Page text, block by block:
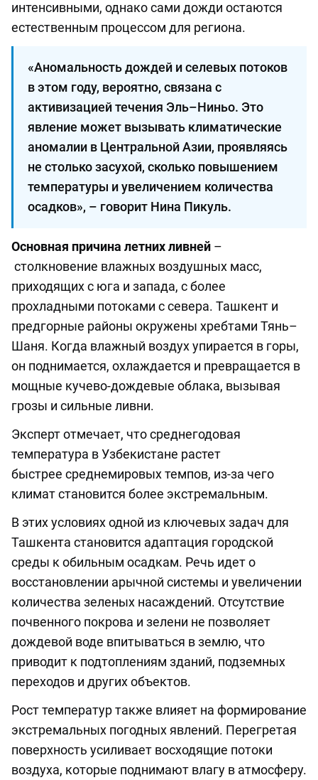
интенсивными, однако сами дожди остаются
естественным процессом для региона.
«Аномальность дождей и селевых потоков
в этом году, вероятно, связана с
активизацией течения Эль–Ниньо. Это
явление может вызывать климатические
аномалии в Центральной Азии, проявляясь
не столько засухой, сколько повышением
температуры и увеличением количества
осадков», – говорит Нина Пикуль.
Основная причина летних ливней –
столкновение влажных воздушных масс,
приходящих с юга и запада, с более
прохладными потоками с севера. Ташкент и
предгорные районы окружены хребтами Тянь–
Шаня. Когда влажный воздух упирается в горы,
он поднимается, охлаждается и превращается в
мощные кучево-дождевые облака, вызывая
грозы и сильные ливни.
Эксперт отмечает, что среднегодовая
температура в Узбекистане растет
быстрее среднемировых темпов, из-за чего
климат становится более экстремальным.
В этих условиях одной из ключевых задач для
Ташкента становится адаптация городской
среды к обильным осадкам. Речь идет о
восстановлении арычной системы и увеличении
количества зеленых насаждений. Отсутствие
почвенного покрова и зелени не позволяет
дождевой воде впитываться в землю, что
приводит к подтоплениям зданий, подземных
переходов и других объектов.
Рост температур также влияет на формирование
экстремальных погодных явлений. Перегретая
поверхность усиливает восходящие потоки
воздуха, которые поднимают влагу в атмосферу.